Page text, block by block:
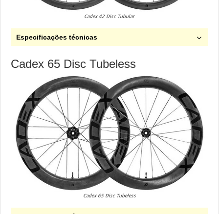
Cadex 42 Disc Tubular
Especificações técnicas
Cadex 65 Disc Tubeless
Cadex 65 Disc Tubeless